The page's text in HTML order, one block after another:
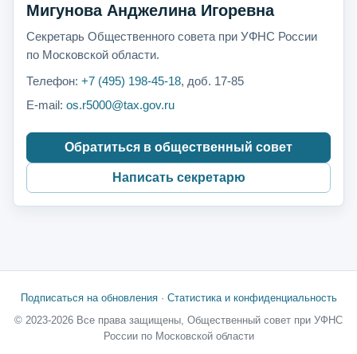
Мигунова Анджелина Игоревна
Секретарь Общественного совета при УФНС России
по Московской области.
Телефон: +7 (495) 198-45-18, доб. 17-85
E-mail: os.r5000@tax.gov.ru
Обратиться в общественный совет
Написать секретарю
Подписаться на обновления· Статистика и конфиденциальность
© 2023-2026 Все права защищены, Общественный совет при УФНС
России по Московской области